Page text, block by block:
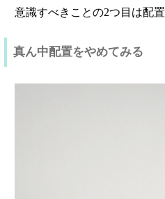
意識すべきことの2つ目は配置
真ん中配置をやめてみる